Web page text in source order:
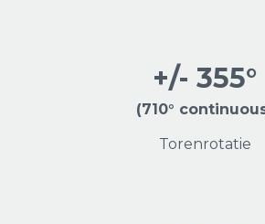
+/- 355°
(710°
Torenrotatie